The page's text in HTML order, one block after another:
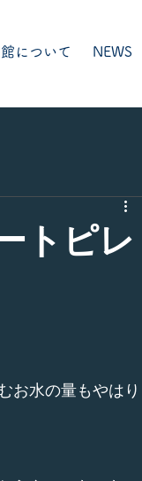
について NEWS
トピレ
お水の量もやはり